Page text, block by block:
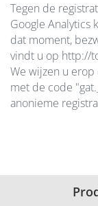
Tegen de
Google Analytics
dat moment,
vindt u op http://
We wijzen u
met de code
anonieme